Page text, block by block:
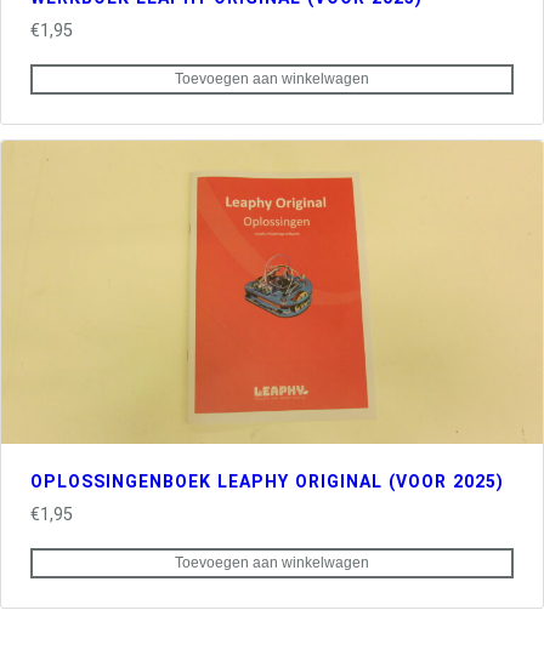
€1,95
Toevoegen aan winkelwagen
OPLOSSINGENBOEK LEAPHY ORIGINAL (VOOR 2025)
€1,95
Toevoegen aan winkelwagen